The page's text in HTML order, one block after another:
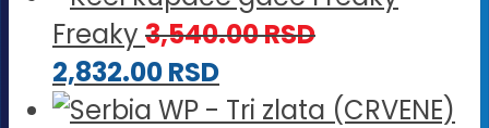
Freaky 3,540.00RSD
2,832.00RSD